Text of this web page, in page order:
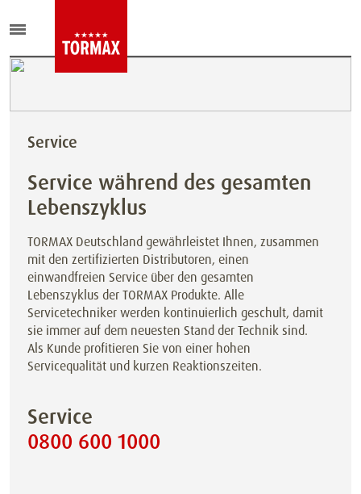
Service
Service während des gesamten
Lebenszyklus
TORMAX Deutschland gewährleistet Ihnen, zusammen
mit den zertifizierten Distributoren, einen
einwandfreien Service über den gesamten
Lebenszyklus der TORMAX Produkte. Alle
Servicetechniker werden kontinuierlich geschult, damit
sie immer auf dem neuesten Stand der Technik sind.
Als Kunde profitieren Sie von einer hohen
Servicequalität und kurzen Reaktionszeiten.
Service
0800 600 1000